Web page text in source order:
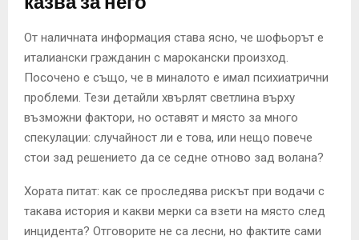
От наличната информация става ясно, че шофьорът е
италиански гражданин с марокански произход.
Посочено е също, че в миналото е имал психиатрични
проблеми. Тези детайли хвърлят светлина върху
възможни фактори, но оставят и място за много
спекулации: случайност ли е това, или нещо повече
стои зад решението да се седне отново зад волана?
Хората питат: как се проследява рискът при водачи с
такава история и какви мерки са взети на място след
инцидента? Отговорите не са лесни, но фактите сами